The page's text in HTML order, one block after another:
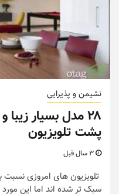
نشیمن و پذیرایی
۲۸ مدل بسیار
پشت تلویزیون
تلویزیون های امروزی
سبک تر شده اند اما این